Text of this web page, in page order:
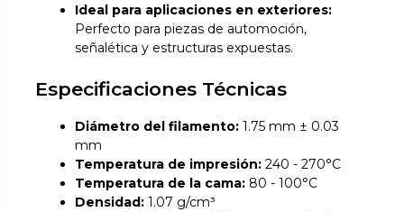
Ideal para aplicaciones en exteriores:
Perfecto para piezas de automoción,
señalética y estructuras expuestas.
Especificaciones Técnicas
Diámetro del filamento: 1.75 mm ± 0.03
mm
Temperatura de impresión: 240 - 270°C
Temperatura de la cama: 80 - 100°C
Densidad: 1.07 g/cm³